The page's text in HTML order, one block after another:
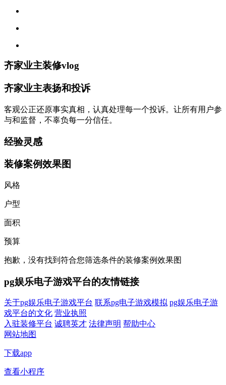
齐家业主装修vlog
齐家业主表扬和投诉
客观公正还原事实真相，认真处理每一个投诉。让所有用户参
与和监督，不辜负每一分信任。
经验灵感
装修案例效果图
风格
户型
面积
预算
抱歉，没有找到符合您筛选条件的装修案例效果图
pg娱乐电子游戏平台的友情链接
关于pg娱乐电子游戏平台 联系pg电子游戏模拟 pg娱乐电子游
戏平台的文化 营业执照
入驻装修平台 诚聘英才 法律声明 帮助中心
网站地图
下载app
查看小程序